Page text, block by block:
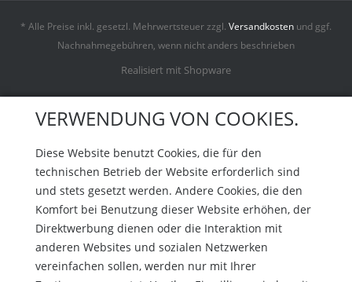
* Alle Preise inkl. gesetzl. Mehrwertsteuer zzgl. Versandkosten und ggf.
Nachnahmegebühren, wenn nicht anders beschrieben
Realisiert mit Shopware
VERWENDUNG VON COOKIES.
Diese Website benutzt Cookies, die für den
technischen Betrieb der Website erforderlich sind
und stets gesetzt werden. Andere Cookies, die den
Komfort bei Benutzung dieser Website erhöhen, der
Direktwerbung dienen oder die Interaktion mit
anderen Websites und sozialen Netzwerken
vereinfachen sollen, werden nur mit Ihrer